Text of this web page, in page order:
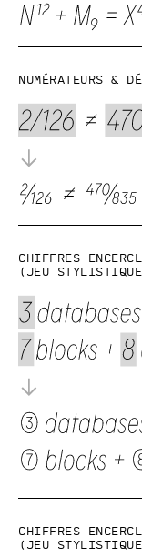
Numérateurs &
Chiffres
(Jeu
Chiffres
(Jeu